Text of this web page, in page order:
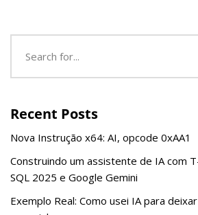
Recent Posts
Nova Instrução x64: AI, opcode 0xAA1
Construindo um assistente de IA com
SQL 2025 e Google Gemini
Exemplo Real: Como usei IA para